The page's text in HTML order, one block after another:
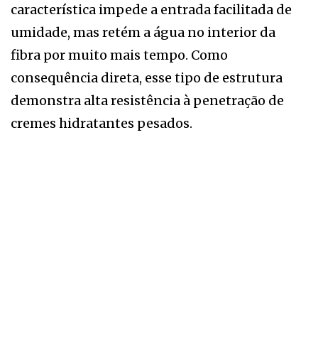
característica impede a entrada facilitada de
umidade, mas retém a água no interior da
fibra por muito mais tempo. Como
consequência direta, esse tipo de estrutura
demonstra alta resistência à penetração de
cremes hidratantes pesados.